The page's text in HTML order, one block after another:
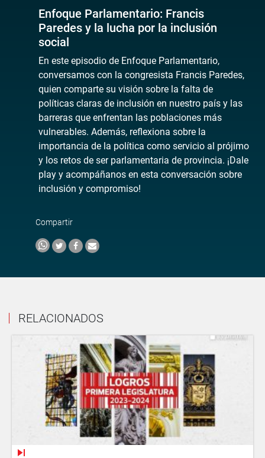
Enfoque Parlamentario: Francis
Paredes y la lucha por la inclusión
social
En este episodio de Enfoque Parlamentario,
conversamos con la congresista Francis Paredes,
quien comparte su visión sobre la falta de
políticas claras de inclusión en nuestro país y las
barreras que enfrentan las poblaciones más
vulnerables. Además, reflexiona sobre la
importancia de la política como servicio al prójimo
y los retos de ser parlamentaria de provincia. ¡Dale
play y acompáñanos en esta conversación sobre
inclusión y compromiso!
Compartir
RELACIONADOS